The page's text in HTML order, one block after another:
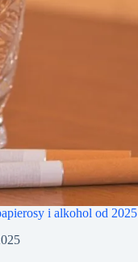
i alkohol od 2025